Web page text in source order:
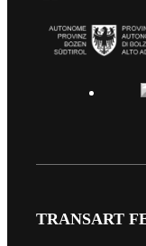
TRANSART